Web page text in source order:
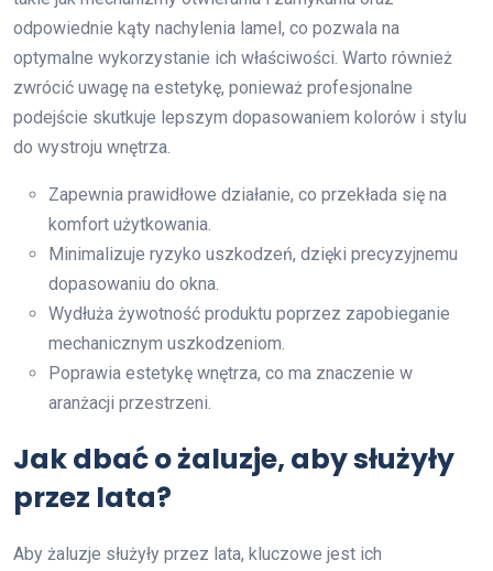
odpowiednie kąty nachylenia lamel, co pozwala na
optymalne wykorzystanie ich właściwości. Warto również
zwrócić uwagę na estetykę, ponieważ profesjonalne
podejście skutkuje lepszym dopasowaniem kolorów i stylu
do wystroju wnętrza.
Zapewnia prawidłowe działanie, co przekłada się na
komfort użytkowania.
Minimalizuje ryzyko uszkodzeń, dzięki precyzyjnemu
dopasowaniu do okna.
Wydłuża żywotność produktu poprzez zapobieganie
mechanicznym uszkodzeniom.
Poprawia estetykę wnętrza, co ma znaczenie w
aranżacji przestrzeni.
Jak dbać o żaluzje, aby służyły
przez lata?
Aby żaluzje służyły przez lata, kluczowe jest ich